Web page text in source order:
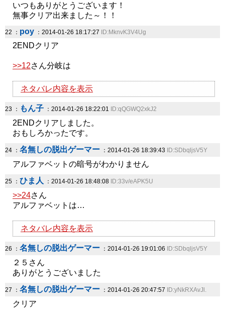
いつもありがとうございます！
無事クリア出来ました～！！
22 ： poy ：2014-01-26 18:17:27 ID:MknvK3V4Ug
2ENDクリア
>>12さん分岐は
ネタバレ内容を表示
23 ： もん子 ：2014-01-26 18:22:01 ID:qQGWQ2xkJ2
2ENDクリアしました。
おもしろかったです。
24 ： 名無しの脱出ゲーマー ：2014-01-26 18:39:43 ID:SDbqljsV5Y
アルファベットの暗号がわかりません
25 ： ひま人 ：2014-01-26 18:48:08 ID:33v/eAPK5U
>>24さん
アルファベットは…
ネタバレ内容を表示
26 ： 名無しの脱出ゲーマー ：2014-01-26 19:01:06 ID:SDbqljsV5Y
２５さん
ありがとうございました
27 ： 名無しの脱出ゲーマー ：2014-01-26 20:47:57 ID:yNkRXAvJl.
クリア